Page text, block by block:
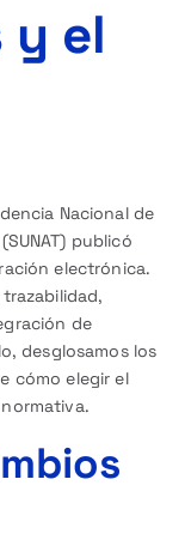
y el
Nacional de
publicó
electrónica.
de
desglosamos los
cómo elegir el